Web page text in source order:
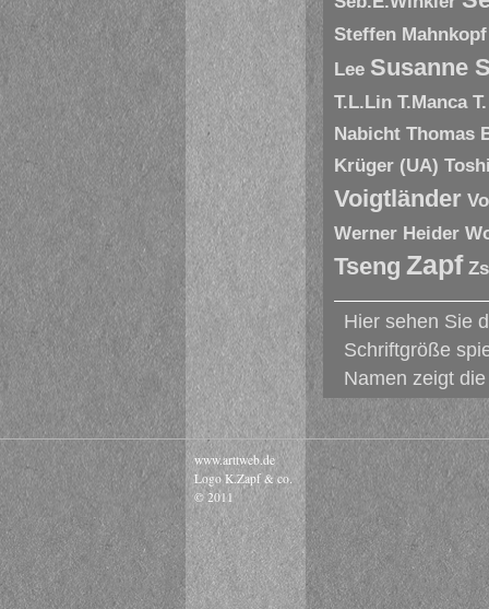
Steffen
Lee Susanne
T.L.Lin T.Manca
Nabicht Thomas
Krüger (UA)
Voigtländer
Werner Heider
Tseng Zapf
Hier sehen Sie
Schriftgröße
Namen zeigt
www.arttweb.de
Logo K.Zapf & co.
© 2011